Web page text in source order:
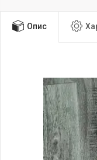
Опис